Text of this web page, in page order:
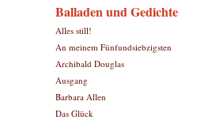
Balladen und Gedichte
Alles still!
An meinem Fünfundsiebzigsten
Archibald Douglas
Ausgang
Barbara Allen
Das Glück